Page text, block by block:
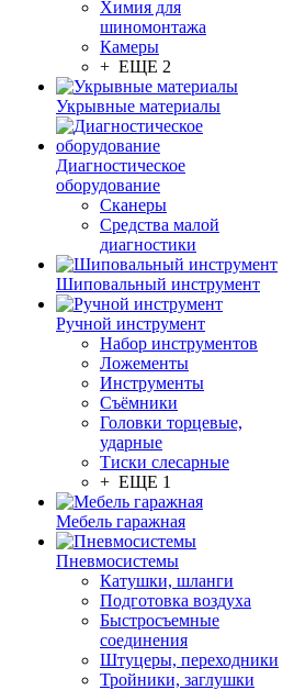
Химия для
шиномонтажа
Камеры
+ ЕЩЕ 2
Укрывные материалы
Диагностическое
оборудование
Сканеры
Средства малой
диагностики
Шиповальный инструмент
Ручной инструмент
Набор инструментов
Ложементы
Инструменты
Съёмники
Головки торцевые,
ударные
Тиски слесарные
+ ЕЩЕ 1
Мебель гаражная
Пневмосистемы
Катушки, шланги
Подготовка воздуха
Быстросъемные
соединения
Штуцеры, переходники
Тройники, заглушки